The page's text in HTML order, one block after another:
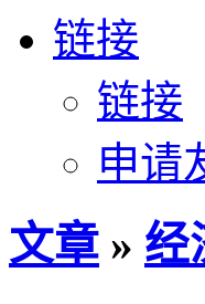
链接
链接
申请
文章 » 经